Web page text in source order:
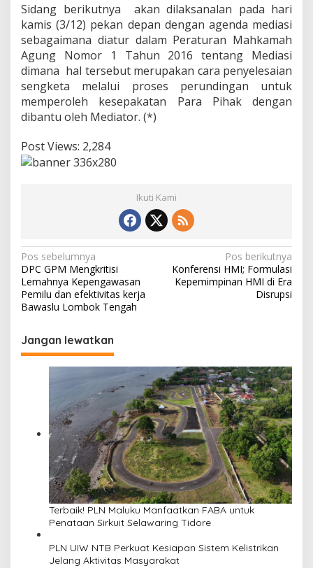
Sidang berikutnya akan dilaksanalan pada hari
kamis (3/12) pekan depan dengan agenda mediasi
sebagaimana diatur dalam Peraturan Mahkamah
Agung Nomor 1 Tahun 2016 tentang Mediasi
dimana hal tersebut merupakan cara penyelesaian
sengketa melalui proses perundingan untuk
memperoleh kesepakatan Para Pihak dengan
dibantu oleh Mediator. (*)
Post Views: 2,284
Ikuti Kami
Navigasi
pos
Pos sebelumnya
DPC GPM Mengkritisi
Lemahnya Kepengawasan
Pemilu dan efektivitas kerja
Bawaslu Lombok Tengah
Pos berikutnya
Konferensi HMI; Formulasi
Kepemimpinan HMI di Era
Disrupsi
Jangan lewatkan
Terbaik! PLN Maluku Manfaatkan FABA untuk
Penataan Sirkuit Selawaring Tidore
PLN UIW NTB Perkuat Kesiapan Sistem Kelistrikan
Jelang Aktivitas Masyarakat